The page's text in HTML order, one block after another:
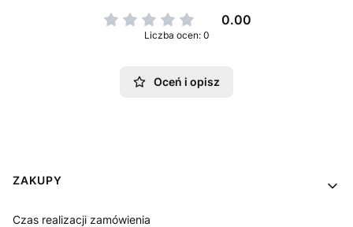
0.00
Liczba ocen: 0
Oceń i opisz
Linki w stopce
ZAKUPY
Czas realizacji zamówienia